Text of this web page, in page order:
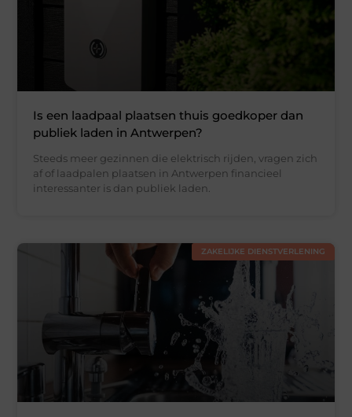
Is een laadpaal plaatsen thuis goedkoper dan
publiek laden in Antwerpen?
Steeds meer gezinnen die elektrisch rijden, vragen zich
af of laadpalen plaatsen in Antwerpen financieel
interessanter is dan publiek laden.
ZAKELIJKE DIENSTVERLENING